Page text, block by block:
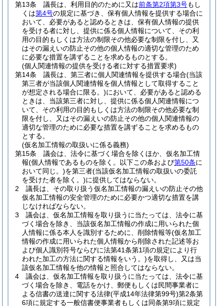
第13条
議長は、利用目的のために又は前条第2項第3号もし
くは第4号の規定に基づき、保有個人情報を提供する場合に
おいて、必要があると認めるときは、保有個人情報の提供
を受ける者に対し、提供に係る個人情報について、その利
用の目的もしくは方法の制限その他必要な制限を付し、又
はその漏えいの防止その他の個人情報の適切な管理のため
に必要な措置を講ずることを求めるものとする。
(個人関連情報の提供を受ける者に対する措置要求)
第14条
議長は、第三者に個人関連情報を提供する場合(当該
第三者が当該個人関連情報を個人情報として取得すること
が想定される場合に限る。)において、必要があると認める
ときは、当該第三者に対し、提供に係る個人関連情報につ
いて、その利用の目的もしくは方法の制限その他必要な制
限を付し、又はその漏えいの防止その他の個人関連情報の
適切な管理のために必要な措置を講ずることを求めるもの
とする。
(仮名加工情報の取扱いに係る義務)
第15条
議会は、法令に基づく場合を除くほか、仮名加工情
報(個人情報であるものを除く。以下この条および第50条に
おいて同じ。)を第三者(当該仮名加工情報の取扱いの委託
を受けた者を除く。)に提供してはならない。
2
議長は、その取り扱う仮名加工情報の漏えいの防止その他
仮名加工情報の安全管理のために必要かつ適切な措置を講
じなければならない。
3
議会は、仮名加工情報を取り扱うに当たっては、法令に基
づく場合を除き、当該仮名加工情報の作成に用いられた個
人情報に係る本人を識別するために、削除情報等(仮名加工
情報の作成に用いられた個人情報から削除された記述等お
よび個人識別符号ならびに法第41条第1項の規定により行
われた加工の方法に関する情報をいう。)を取得し、又は当
該仮名加工情報を他の情報と照合してはならない。
4
議会は、仮名加工情報を取り扱うに当たっては、法令に基
づく場合を除き、電話をかけ、郵便もしくは民間事業者に
よる信書の送達に関する法律(平成14年法律第99号)第2条第
6項に規定する一般信書便事業者もしくは同条第9項に規定